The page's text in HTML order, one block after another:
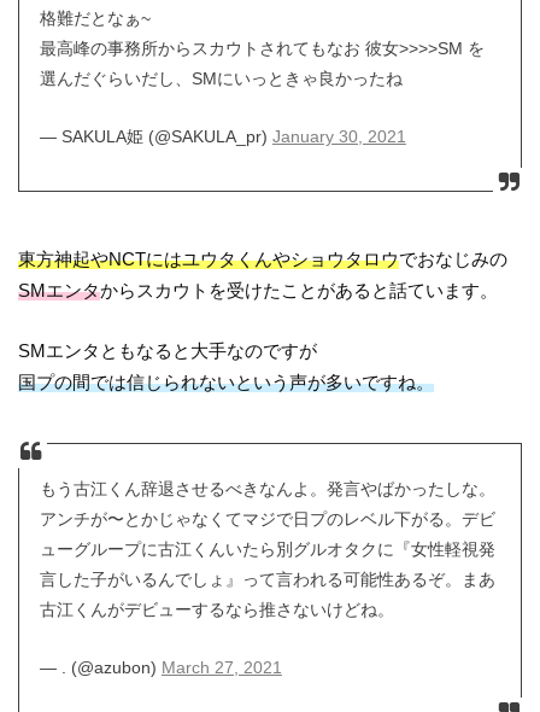
格難だとなぁ~
最高峰の事務所からスカウトされてもなお 彼女>>>>SM を
選んだぐらいだし、SMにいっときゃ良かったね
— SAKULA姫 (@SAKULA_pr) January 30, 2021
東方神起やNCTにはユウタくんやショウタロウでおなじみの
SMエンタからスカウトを受けたことがあると話ています。
SMエンタともなると大手なのですが
国プの間では信じられないという声が多いですね。
もう古江くん辞退させるべきなんよ。発言やばかったしな。
アンチが〜とかじゃなくてマジで日プのレベル下がる。デビ
ューグループに古江くんいたら別グルオタクに『女性軽視発
言した子がいるんでしょ』って言われる可能性あるぞ。まあ
古江くんがデビューするなら推さないけどね。
— . (@azubon) March 27, 2021